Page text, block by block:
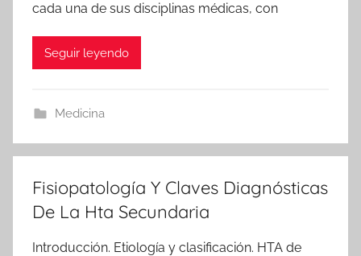
cada una de sus disciplinas médicas, con
Seguir leyendo
Medicina
Fisiopatología Y Claves Diagnósticas
De La Hta Secundaria
Introducción. Etiología y clasificación. HTA de